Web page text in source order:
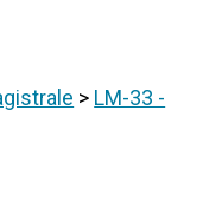
> LM-33 -